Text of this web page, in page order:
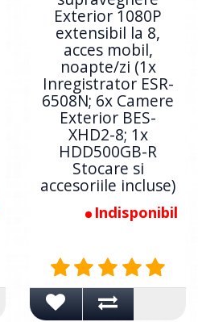
Exterior 1080P
extensibil la 8,
acces mobil,
noapte/zi (1x
Inregistrator ESR-
6508N; 6x Camere
Exterior BES-
XHD2-8; 1x
HDD500GB-R
Stocare si
accesoriile incluse)
Indisponibil